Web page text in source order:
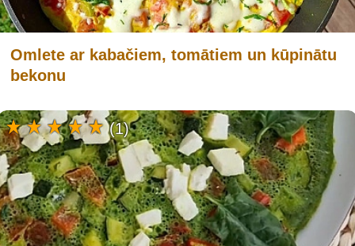
Omlete ar kabačiem, tomātiem un kūpinātu
bekonu
(1)